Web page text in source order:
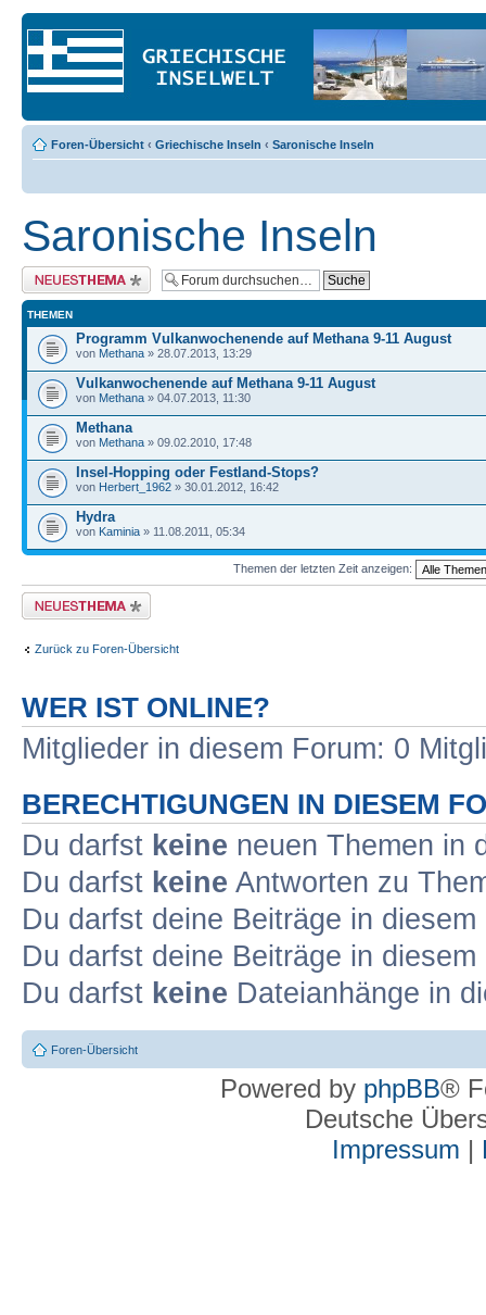
Foren-Übersicht ‹ Griechische Inseln ‹ Saronische Inseln
Saronische Inseln
Neues Thema erstellen
THEMEN
Programm Vulkanwochenende auf Methana 9-11 August
von Methana » 28.07.2013, 13:29
Vulkanwochenende auf Methana 9-11 August
von Methana » 04.07.2013, 11:30
Methana
von Methana » 09.02.2010, 17:48
Insel-Hopping oder Festland-Stops?
von Herbert_1962 » 30.01.2012, 16:42
Hydra
von Kaminia » 11.08.2011, 05:34
Themen der letzten Zeit anzeigen:
Neues Thema erstellen
Zurück zu Foren-Übersicht
WER IST ONLINE?
Mitglieder in diesem Forum: 0
BERECHTIGUNGEN IN DIESEM
Du darfst keine neuen Themen in
Du darfst keine Antworten zu
Du darfst deine Beiträge in
Du darfst deine Beiträge in
Du darfst keine Dateianhänge in
Foren-Übersicht
Powered by phpBB®
Deutsche
Impressum |